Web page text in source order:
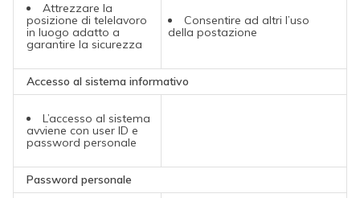
Attrezzare la
posizione di telelavoro
in luogo adatto a
garantire la sicurezza
Consentire ad altri l’uso
della postazione
Accesso al sistema informativo
L’accesso al sistema
avviene con user ID e
password personale
Password personale